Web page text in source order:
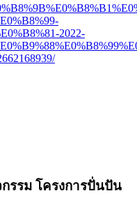
2022-
รรม โครงการปั่นปัน